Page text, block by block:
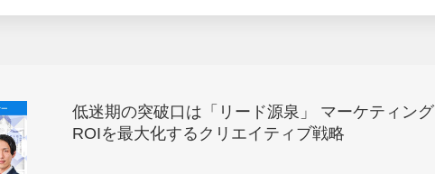
低迷期の突破口は「リード源泉」 マーケティング
ROIを最大化するクリエイティブ戦略